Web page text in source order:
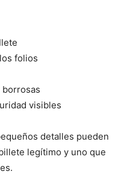
folios
visibles
detalles pueden
legítimo y uno que